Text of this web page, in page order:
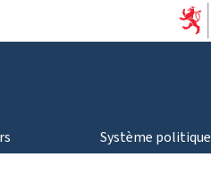
Système politique